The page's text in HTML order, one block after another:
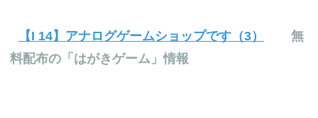
【I 14】アナログゲームショップです（3）
無
料配布の「はがきゲーム」情報